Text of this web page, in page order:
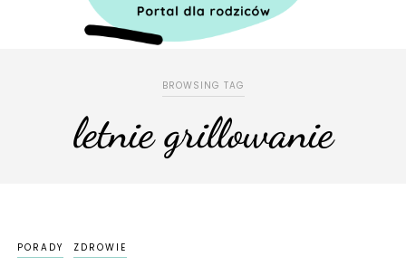
BROWSING TAG
letnie grillowanie
PORADY ZDROWIE